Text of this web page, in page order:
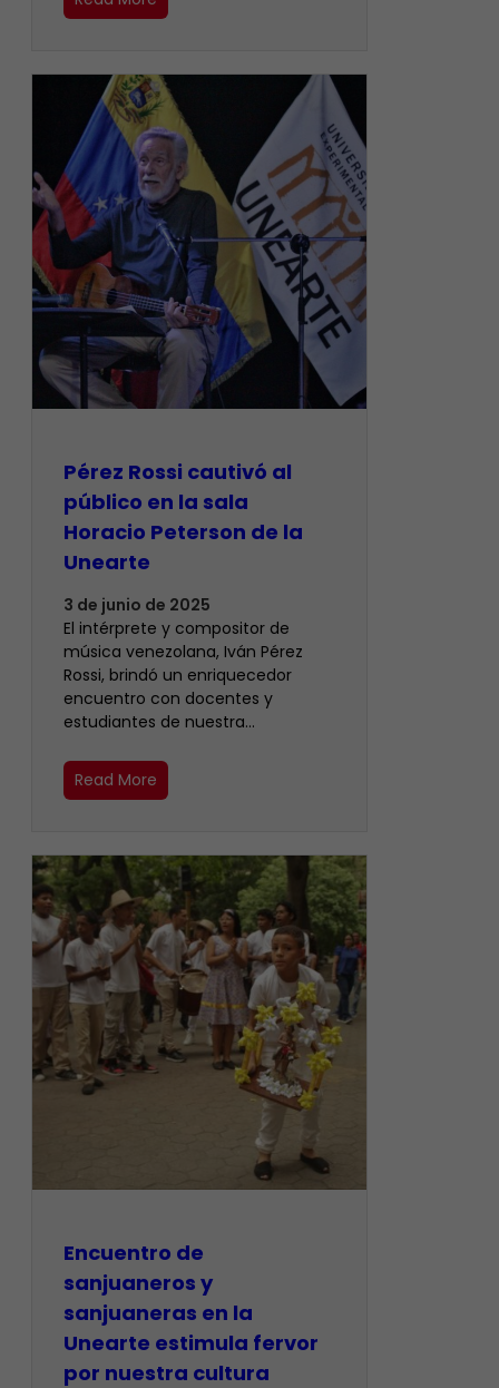
Pérez Rossi cautivó al
público en la sala
Horacio Peterson de la
Unearte
3 de junio de 2025
El intérprete y compositor de
música venezolana, Iván Pérez
Rossi, brindó un enriquecedor
encuentro con docentes y
estudiantes de nuestra…
Read More
Encuentro de
sanjuaneros y
sanjuaneras en la
Unearte estimula fervor
por nuestra cultura